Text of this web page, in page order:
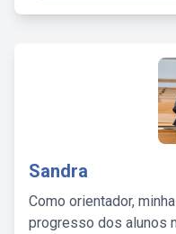
Sandra
Como orientador,
progresso dos alunos